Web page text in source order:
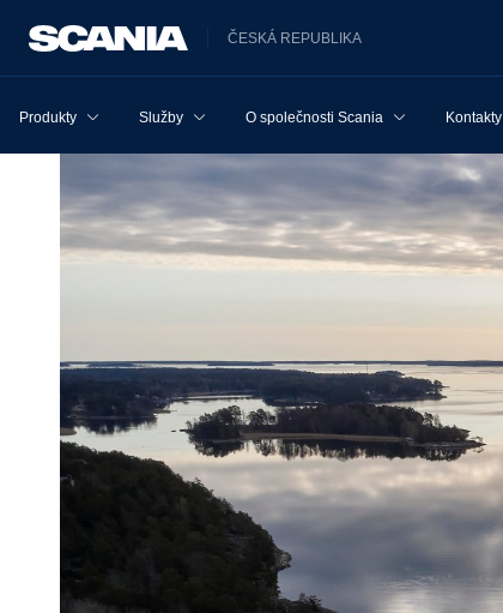
ČESKÁ REPUBLIKA
Produkty Služby O společnosti Scania Kontakty